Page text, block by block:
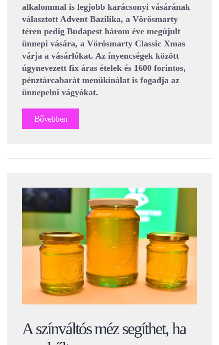
alkalommal is legjobb karácsonyi vásárának
választott Advent Bazilika, a Vörösmarty
téren pedig Budapest három éve megújult
ünnepi vására, a Vörösmarty Classic Xmas
várja a vásárlókat. Az ínyencségek között
úgynevezett fix áras ételek és 1600 forintos,
pénztárcabarát menükínálat is fogadja az
ünnepelni vágyókat.
Bővebben
A színváltós méz segíthet, ha